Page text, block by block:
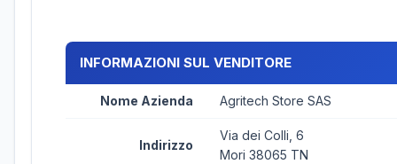
INFORMAZIONI SUL VENDITORE
Nome Azienda Agritech Store SAS
Indirizzo
Via dei Colli, 6
Mori 38065 TN